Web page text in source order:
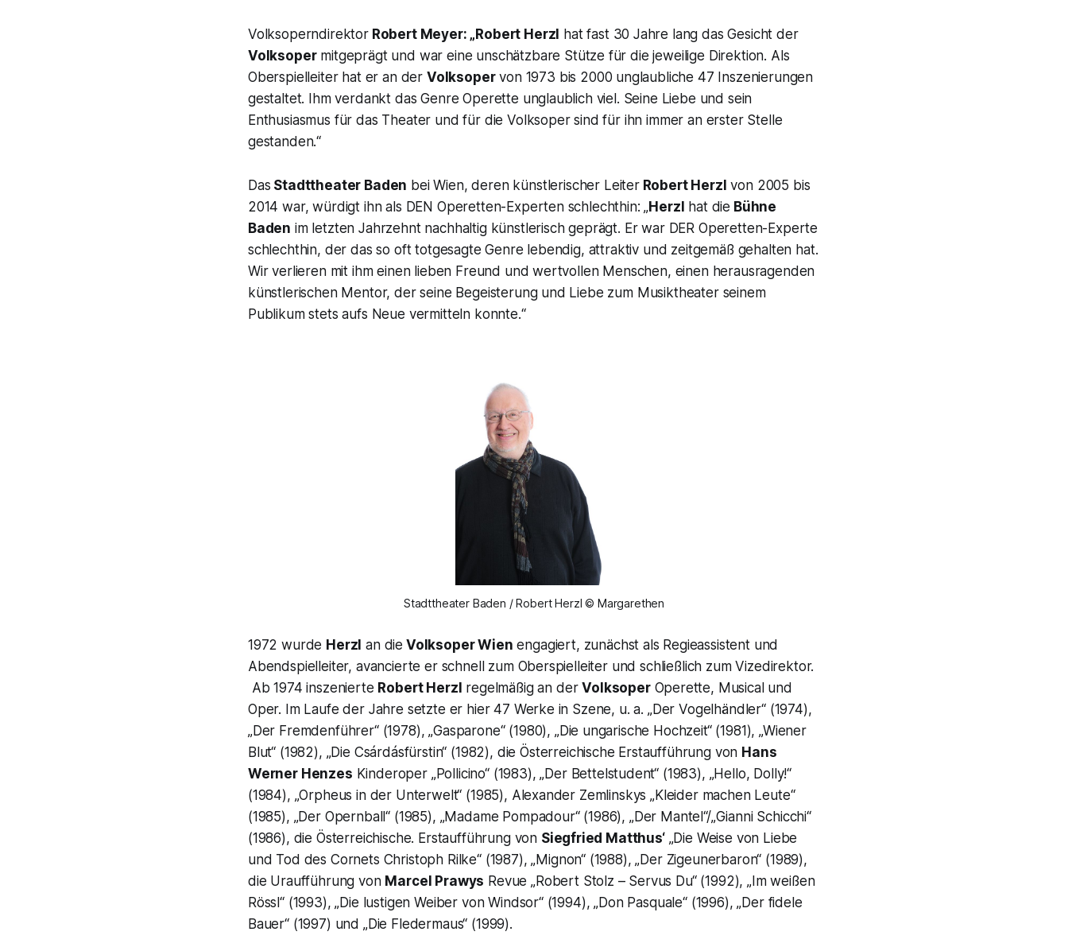
VolksoperndirektorRobert Meyer: „ Robert Herzl
hat fast 30 Jahre lang das Gesicht der
Volksopermitgeprägt und war eine unschätzbare Stütze für die jeweilige Direktion. Als
Oberspielleiter hat er an der Volksopervon 1973 bis 2000 unglaubliche 47 Inszenierungen
gestaltet. Ihm verdankt das Genre Operette unglaublich viel. Seine Liebe und sein
Enthusiasmus für das Theater und für die Volksoper sind für ihn immer an erster Stelle
gestanden.“
Das Stadttheater Baden bei Wien, deren künstlerischer LeiterRobert Herzl von 2005 bis
2014 war, würdigt ihn als DEN Operetten-Experten schlechthin: „Herzl hat die Bühne
Baden im letzten Jahrzehnt nachhaltig künstlerisch geprägt. Er war DER Operetten-Experte
schlechthin, der das so oft totgesagte Genre lebendig, attraktiv und zeitgemäß gehalten hat.
Wir verlieren mit ihm einen lieben Freund und wertvollen Menschen, einen herausragenden
künstlerischen Mentor, der seine Begeisterung und Liebe zum Musiktheater seinem
Publikum stets aufs Neue vermitteln konnte.“
Stadttheater Baden / Robert Herzl © Margarethen
1972 wurde Herzl an die Volksoper Wien engagiert, zunächst als Regieassistent und
Abendspielleiter, avancierte er schnell zum Oberspielleiter und schließlich zum Vizedirektor.
Ab 1974 inszenierte Robert Herzl regelmäßig an derVolksoperOperette, Musical und
Oper. Im Laufe der Jahre setzte er hier 47 Werke in Szene, u. a. „Der Vogelhändler“(1974),
„Der Fremdenführer“(1978), „Gasparone“ (1980), „Die ungarische Hochzeit“ (1981),„Wiener
Blut“ (1982), „Die Csárdásfürstin“ (1982), die Österreichische Erstaufführung von Hans
Werner Henzes Kinderoper „Pollicino“(1983), „Der Bettelstudent“ (1983), „Hello, Dolly!“
(1984), „Orpheus in der Unterwelt“ (1985), Alexander Zemlinskys„Kleider machen Leute“
(1985), „Der Opernball“ (1985), „Madame Pompadour“ (1986), „Der Mantel“/„Gianni Schicchi“
(1986), die Österreichische. Erstaufführung von Siegfried Matthus‘ „Die Weise von Liebe
und Tod des Cornets Christoph Rilke“(1987), „Mignon“ (1988), „Der Zigeunerbaron“ (1989),
die Uraufführung von Marcel Prawys Revue„Robert Stolz – Servus Du“(1992), „Im weißen
Rössl“ (1993), „Die lustigen Weiber von Windsor“ (1994), „Don Pasquale“(1996), „Der fidele
Bauer“(1997) und „Die Fledermaus“ (1999).